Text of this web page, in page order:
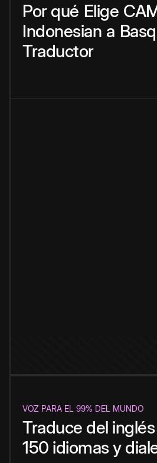
Por qué Elige
Indonesian a
Traductor
VOZ PARA EL 99% DEL MUNDO
Traduce del
150 idiomas y